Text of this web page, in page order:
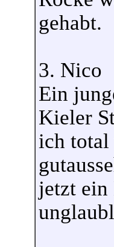
gehabt.
3. Nico
Ein
Kieler
ich total
jetzt ein